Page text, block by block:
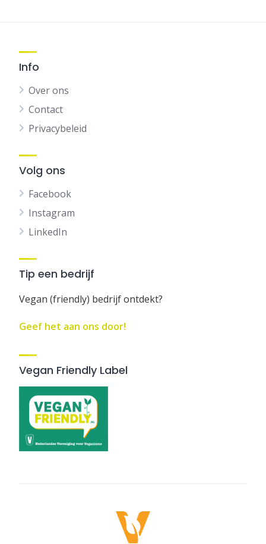
Info
Over ons
Contact
Privacybeleid
Volg ons
Facebook
Instagram
LinkedIn
Tip een bedrijf
Vegan (friendly) bedrijf ontdekt?
Geef het aan ons door!
Vegan Friendly Label